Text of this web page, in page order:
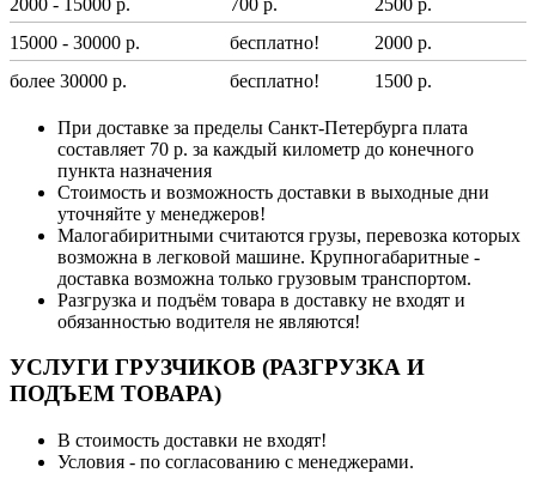
15000 - 30000 р.
бесплатно!
2000 р.
более 30000 р.
бесплатно! 1500 р.
При доставке за пределы Санкт-Петербурга плата
составляет 70 р. за каждый километр до конечного
пункта назначения
Стоимость и возможность доставки в выходные дни
уточняйте у менеджеров!
Малогабиритными считаются грузы, перевозка которых
возможна в легковой машине. Крупногабаритные -
доставка возможна только грузовым транспортом.
Разгрузка и подъём товара в доставку не входят и
обязанностью водителя не являются!
УСЛУГИ ГРУЗЧИКОВ (РАЗГРУЗКА И
ПОДЪЕМ ТОВАРА)
В стоимость доставки не входят!
Условия - по согласованию с менеджерами.